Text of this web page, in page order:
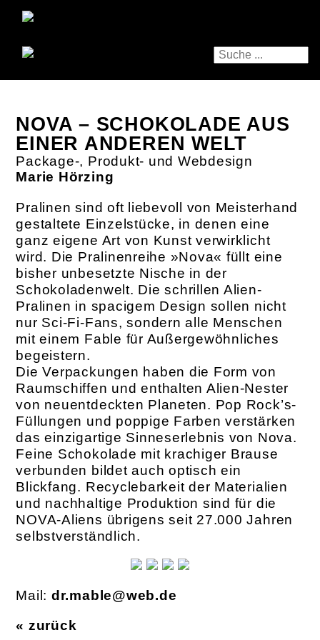
NOVA – SCHOKOLADE AUS
EINER ­ANDEREN WELT
Package-, Produkt- und Webdesign
Marie Hörzing
Pralinen sind oft liebevoll von Meisterhand
gestaltete Einzelstücke, in denen eine
ganz ­eigene Art von Kunst verwirklicht
wird. Die Pralinenreihe »Nova« füllt eine
bisher unbesetzte Nische in der
Schokoladenwelt. Die schrillen Alien-
Pralinen in spacigem Design ­sollen nicht
nur Sci-Fi-Fans, sondern alle Menschen
mit einem Fable für Außergewöhn­liches
begeistern.
Die Verpackungen haben die Form von
Raumschiffen und enthalten Alien-Nester
von neuentdeckten Planeten. Pop Rock’s-
Füllungen und poppige Farben verstärken
das einzigartige Sinneserlebnis von Nova.
Feine Schokolade mit krachiger Brause
verbunden bildet auch optisch ein
Blickfang. Recyclebarkeit der Materialien
und nachhaltige Produktion sind für die
NOVA-Aliens übrigens seit 27.000 Jahren
selbstverständlich.
Mail: dr.mable@web.de
« zurück